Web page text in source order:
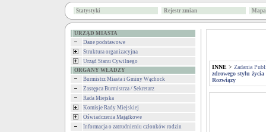
Statystyki Rejestr zmian
URZĄD MIASTA
Dane podstawowe
Struktura organizacyjna
Urząd Stanu Cywilnego
ORGANY WŁADZY
Burmistrz Miasta i Gminy Wąchock
Zastępca Burmistrza / Sekretarz
Rada Miejska
Komisje Rady Miejskiej
Oświadczenia Majątkowe
Informacja o zatrudnieniu członków rodzin
INNE > Zadania
zdrowego stylu
Rozwiązy